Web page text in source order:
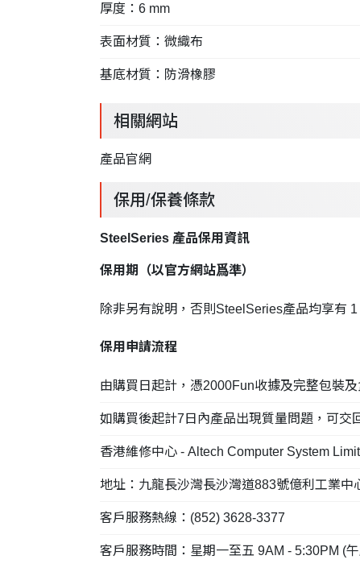
厚度：6 mm
表面材質：微織布
基底材質：防滑橡膠
相關網站
產品官網
保用/保養條款
SteelSeries 產品保用資訊
保用期（以官方網站爲準）
除非另有說明，否則SteelSeries產品均享有 1
保用申請流程
由購買日起計，憑2000Fun收據及完整包裝
如購買後起計7日內產品出現質量問題，可交
香港維修中心 - Altech Computer System
地址：九龍長沙灣長沙灣道883號億利工業中
客戶服務熱線：(852) 3628-3377
客戶服務時間：星期一至五 9AM - 5:30PM (